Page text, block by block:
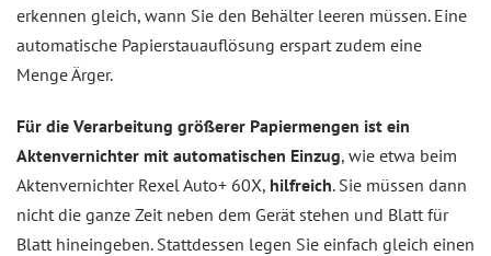
erkennen gleich, wann Sie den Behälter leeren müssen. Eine
automatische Papierstauauflösung erspart zudem eine
Menge Ärger.
Für die Verarbeitung größerer Papiermengen ist ein
Aktenvernichter mit automatischen Einzug, wie etwa beim
Aktenvernichter Rexel Auto+ 60X, hilfreich. Sie müssen dann
nicht die ganze Zeit neben dem Gerät stehen und Blatt für
Blatt hineingeben. Stattdessen legen Sie einfach gleich einen